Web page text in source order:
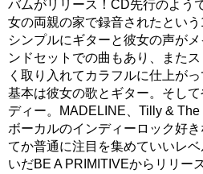
バムがリリース！CD先行のよう
女の両親の家で録音されたとい
シンプルにギターと彼女の声が
ンドセットでの曲もあり、また
く取り入れてカラフルに仕上が
基本は彼女の歌とギター。そし
ディー。MADELINE、Tilly &
ボーカルのインディーロック好
てか普通に注目を集めていいレ
いだBE A PRIMITIVEからリリー